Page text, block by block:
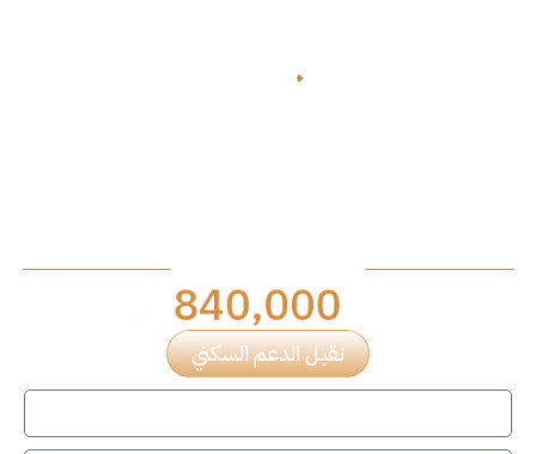
840,000
نقبل الدعم السكني